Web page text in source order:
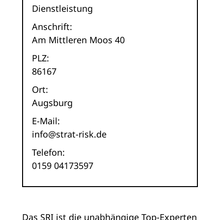
Das SRI ist die unabhängige Top-Experten
Dienstleistung
Anschrift:
Am Mittleren Moos 40
PLZ:
86167
Ort:
Augsburg
E-Mail:
info@strat-risk.de
Telefon:
0159 04173597